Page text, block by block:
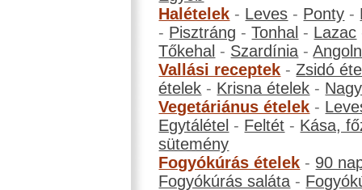
Halételek - Leves - Ponty -
- Pisztráng -Tonhal - Lazac
Tőkehal - Szardínia -
Vallási receptek -Zsidó
ételek - Krisna ételek -
Vegetáriánus ételek -
Egytálétel - Feltét - Kása,
sütemény
Fogyókúrás ételek - 90
Fogyókúrás saláta -